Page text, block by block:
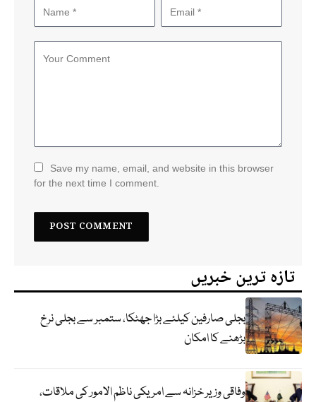
Save my name, email, and website in this browser
for the next time I comment.
تازہ ترین خبریں
بجلی صارفین کیلئے بڑا جھٹکا، ستمبر سے بجلی نرخ
بڑھنے کا امکان
وفاقی وزیر خزانہ سے امریکی ناظم الامور کی ملاقات،